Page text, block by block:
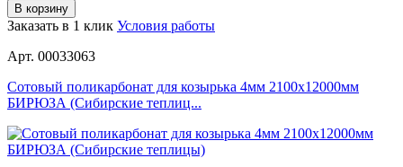
В корзину
Заказать в 1 клик Условия работы
Арт. 00033063
Сотовый поликарбонат для козырька 4мм 2100х12000мм
БИРЮЗА (Сибирские теплиц...